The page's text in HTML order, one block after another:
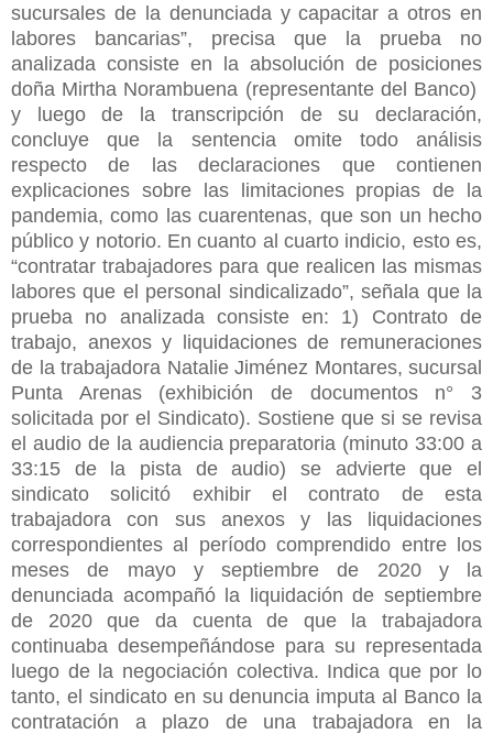
sucursales de la denunciada y capacitar a otros en
labores bancarias”, precisa que la prueba no
analizada consiste en la absolución de posiciones
doña Mirtha Norambuena (representante del Banco)
y luego de la transcripción de su declaración,
concluye que la sentencia omite todo análisis
respecto de las declaraciones que contienen
explicaciones sobre las limitaciones propias de la
pandemia, como las cuarentenas, que son un hecho
público y notorio. En cuanto al cuarto indicio, esto es,
“contratar trabajadores para que realicen las mismas
labores que el personal sindicalizado”, señala que la
prueba no analizada consiste en: 1) Contrato de
trabajo, anexos y liquidaciones de remuneraciones
de la trabajadora Natalie Jiménez Montares, sucursal
Punta Arenas (exhibición de documentos n° 3
solicitada por el Sindicato). Sostiene que si se revisa
el audio de la audiencia preparatoria (minuto 33:00 a
33:15 de la pista de audio) se advierte que el
sindicato solicitó exhibir el contrato de esta
trabajadora con sus anexos y las liquidaciones
correspondientes al período comprendido entre los
meses de mayo y septiembre de 2020 y la
denunciada acompañó la liquidación de septiembre
de 2020 que da cuenta de que la trabajadora
continuaba desempeñándose para su representada
luego de la negociación colectiva. Indica que por lo
tanto, el sindicato en su denuncia imputa al Banco la
contratación a plazo de una trabajadora en la